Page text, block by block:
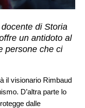
di Storia
un antidoto al
persone che ci
il visionario Rimbaud
D’altra parte lo
dalle